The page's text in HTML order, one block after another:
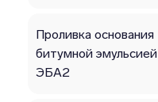
Проливка основания
битумной эмульсией
ЭБА2